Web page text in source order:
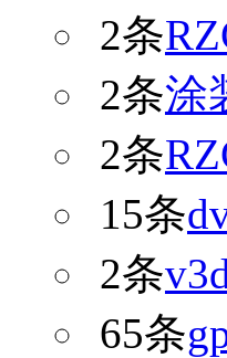
2条
2条涂
2条
15条
2条
65条